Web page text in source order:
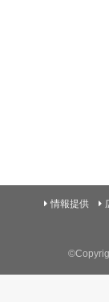
情報提供